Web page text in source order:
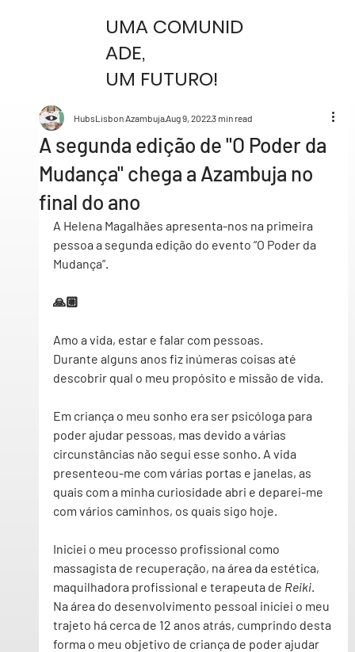
UMA COMUNID
ADE,
UM FUTURO!
A segunda edição de "O Poder da
Mudança" chega a Azambuja no
final do ano
HubsLisbon AzambujaAug 9, 20223 min read
A Helena Magalhães apresenta-nos na primeira
pessoa a segunda edição do evento “O Poder da
Mudança”.
🙏🏼
Amo a vida, estar e falar com pessoas.
Durante alguns anos fiz inúmeras coisas até
descobrir qual o meu propósito e missão de vida.
Em criança o meu sonho era ser psicóloga para
poder ajudar pessoas, mas devido a várias
circunstâncias não segui esse sonho. A vida
presenteou-me com várias portas e janelas, as
quais com a minha curiosidade abri e deparei-me
com vários caminhos, os quais sigo hoje.
Iniciei o meu processo profissional como
massagista de recuperação, na área da estética,
maquilhadora profissional e terapeuta de Reiki.
Na área do desenvolvimento pessoal iniciei o meu
trajeto há cerca de 12 anos atrás, cumprindo desta
forma o meu objetivo de criança de poder ajudar